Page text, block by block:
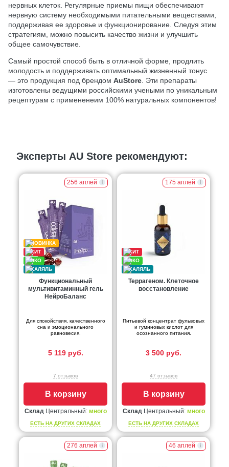
нервных клеток. Регулярные приемы пищи обеспечивают
нервную систему необходимыми питательными веществами,
поддерживая ее здоровье и функционирование. Следуя этим
стратегиям, можно повысить качество жизни и улучшить
общее самочувствие.
Самый простой способ быть в отличной форме, продлить
молодость и поддерживать оптимальный жизненный тонус
— это продукция под брендом AuStore . Эти препараты
изготовлены ведущими российскими учеными по уникальным
рецептурам с примененеим 100% натуральных компонентов!
Эксперты AU Store рекомендуют:
256 аплей
Функциональный
мультивитаминный гель
НейроБаланс
Для спокойствия, качественного
сна и эмоционального
равновесия.
5 119 руб.
7 отзывов
В корзину
Склад Центральный: много
ЕСТЬ НА ДРУГИХ СКЛАДАХ
175 аплей
Террагеном. Клеточное
восстановление
Питьевой концентрат фульвовых
и гуминовых кислот для
осознанного питания.
3 500 руб.
47 отзывов
В корзину
Склад Центральный: много
ЕСТЬ НА ДРУГИХ СКЛАДАХ
276 аплей 46 аплей